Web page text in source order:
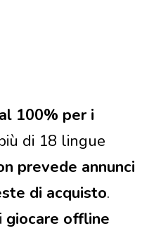
100% per i
di 18 lingue
prevede annunci
di acquisto.
giocare offline